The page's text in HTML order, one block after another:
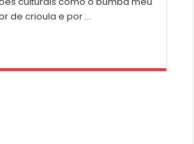
de crioula e por …